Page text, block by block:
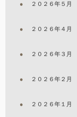
２０２６年５月
２０２６年４月
２０２６年３月
２０２６年２月
２０２６年１月